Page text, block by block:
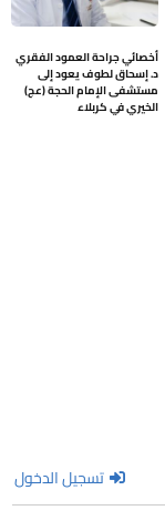
أخصائي جراحة العمود الفقري
د. إسحاق لطوف يعود إلى
مستشفى الإمام الحجة (عج)
الخيري في كربلاء
تسجيل الدخول